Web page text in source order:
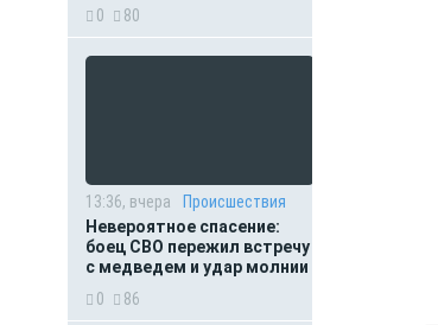
0
80
13:36, вчера
Происшествия
Невероятное спасение:
боец СВО пережил встречу
с медведем и удар молнии
0
86